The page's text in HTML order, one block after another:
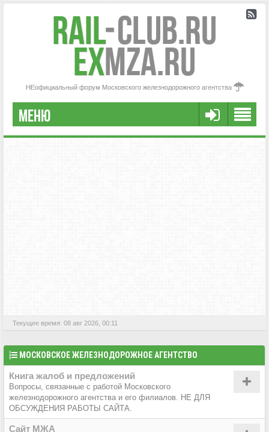
Rail-Club.RU
exMZA.RU
НЕофициальный форум Московского железнодорожного агентства
МЕНЮ
РЕГИСТРАЦИЯ
Текущее время: 08 авг 2026, 00:11
МОСКОВСКОЕ ЖЕЛЕЗНОДОРОЖНОЕ АГЕНТСТВО
Книга жалоб и предложений
Вопросы, связанные с работой Московского
железнодорожного агентства и его филиалов. НЕ ДЛЯ
ОБСУЖДЕНИЯ РАБОТЫ САЙТА.
Сайт МЖА